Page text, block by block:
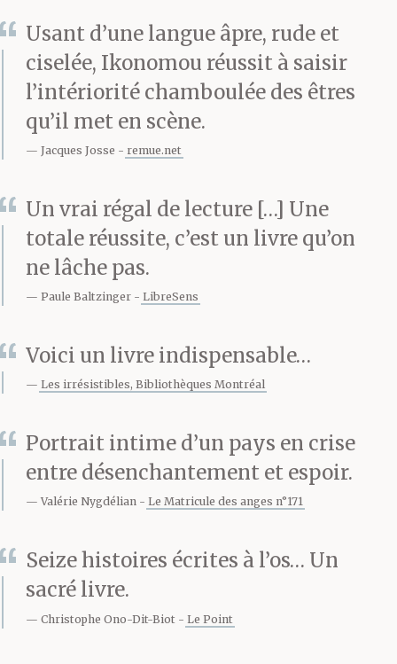
remuer dans son ventre
comme s’il y avait un
être vivant dedans.
Papa ?
L’enfant avait ouvert les
yeux et le regardait d’un
Papa faut qu’on mange.
Nos estomacs
gargouillent.
Il a levé la tête de
l’oreiller, du blanc
luisant au coin des
Usant d’une langue âpre, rude et
ciselée, Ikonomou réussit à saisir
l’intériorité chamboulée des êtres
qu’il met en scène.
Jacques Josse remue.net
Un vrai régal de lecture […] Une
totale réussite, c’est un livre qu’on
ne lâche pas.
Paule Baltzinger LibreSens
Voici un livre indispensable…
Les irrésistibles, Bibliothèques Montréal
Portrait intime d’un pays en crise
entre désenchantement et espoir.
Valérie Nygdélian Le Matricule des anges n°171
Seize histoires écrites à l’os… Un
sacré livre.
Christophe Ono-Dit-Biot Le Point